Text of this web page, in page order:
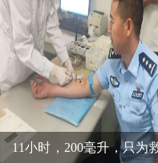
11小时，200毫升，只为